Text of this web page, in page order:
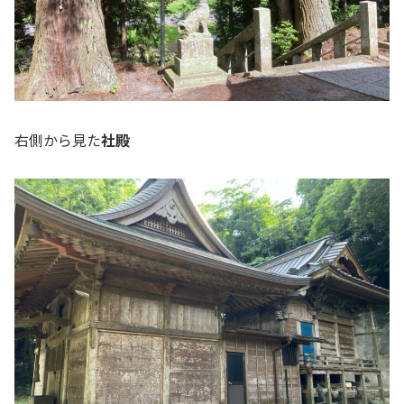
右側から見た社殿